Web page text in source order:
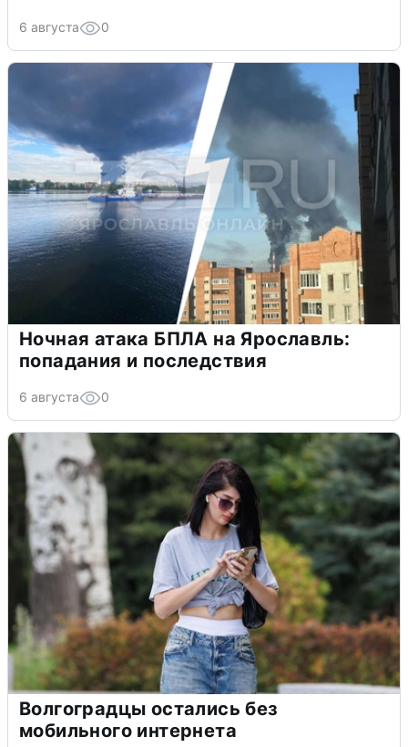
6 августа 0
Ночная атака БПЛА на Ярославль:
попадания и последствия
6 августа 0
Волгоградцы остались без
мобильного интернета